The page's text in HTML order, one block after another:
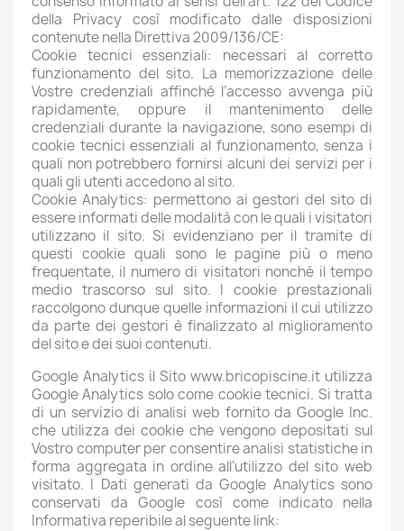
della Privacy così modificato dalle disposizioni
contenute nella Direttiva 2009/136/CE:
Cookie tecnici essenziali: necessari al corretto
funzionamento del sito. La memorizzazione delle
Vostre credenziali affinché l’accesso avvenga più
rapidamente, oppure il mantenimento delle
credenziali durante la navigazione, sono esempi di
cookie tecnici essenziali al funzionamento, senza i
quali non potrebbero fornirsi alcuni dei servizi per i
quali gli utenti accedono al sito.
Cookie Analytics: permettono ai gestori del sito di
essere informati delle modalità con le quali i visitatori
utilizzano il sito. Si evidenziano per il tramite di
questi cookie quali sono le pagine più o meno
frequentate, il numero di visitatori nonché il tempo
medio trascorso sul sito. I cookie prestazionali
raccolgono dunque quelle informazioni il cui utilizzo
da parte dei gestori è finalizzato al miglioramento
del sito e dei suoi contenuti.
Google Analytics il Sito www.bricopiscine.it utilizza
Google Analytics solo come cookie tecnici. Si tratta
di un servizio di analisi web fornito da Google Inc.
che utilizza dei cookie che vengono depositati sul
Vostro computer per consentire analisi statistiche in
forma aggregata in ordine all’utilizzo del sito web
visitato. I Dati generati da Google Analytics sono
conservati da Google così come indicato nella
Informativa reperibile al seguente link: